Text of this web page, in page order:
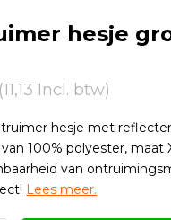
hesje
(11,13 Incl. btw)
hesje met
100% polyester, maat
van
Lees meer.